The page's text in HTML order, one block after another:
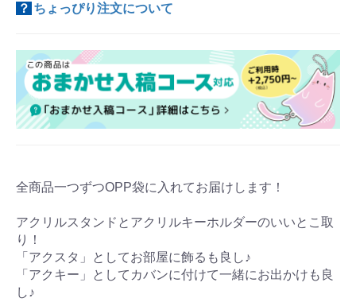
？ ちょっぴり注文について
全商品一つずつOPP袋に入れてお届けします！
アクリルスタンドとアクリルキーホルダーのいいとこ取
り！
「アクスタ」としてお部屋に飾るも良し♪
「アクキー」としてカバンに付けて一緒にお出かけも良
し♪